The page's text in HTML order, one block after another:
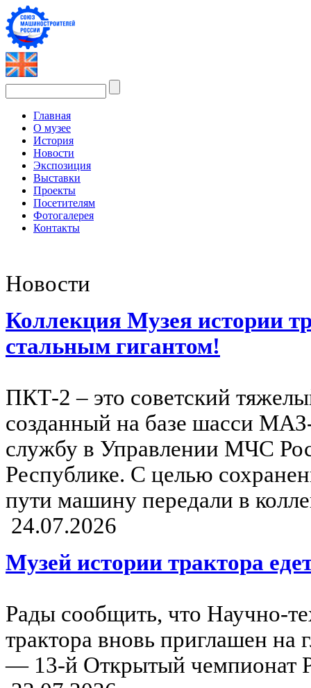
Главная
О музее
История
Новости
Экспозиция
Выставки
Проекты
Посетителям
Фотогалерея
Контакты
Новости
Коллекция Музея истории
стальным гигантом!
ПКТ-2 – это советский
созданный на базе шасси
службу в Управлении МЧС
Республике. С целью
пути машину передали в
24.07.2026
Музей истории трактора
Рады сообщить, что Научно-
трактора вновь приглашен на
— 13-й Открытый чемпионат